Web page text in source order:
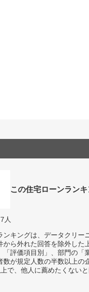
この住宅ローンラン
人
キングは、データクリー
ら外れた回答を除外した
評価項目別」、部門の「
数が規定人数の半数以上の
で、他人に薦めたくない